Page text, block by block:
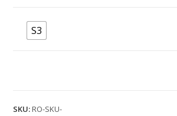
S3
SKU:RO-SKU-